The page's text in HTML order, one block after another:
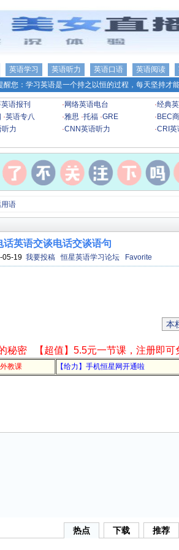
英语学习 英语听力 英语口语 英语阅读
醒您：学习英语是一个持之以恒的过程，每天坚持才
语报刊 · 网络英语电台 ·经典
·英语专八 ·雅思 ·托福 ·GRE · BEC
听力 ·CNN英语听力 ·CRI英
语
话英语交谈电话交谈语句
05-19 我要投稿 恒星英语学习论坛 Favorite
本
秘密 【超值】5.5元一节课，注册即可
教课 【给力】手机恒星网开通啦
热点 下载 推荐